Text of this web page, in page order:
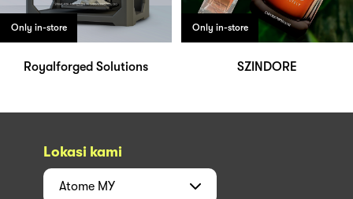
Only in-store
Royalforged Solutions
Only in-store
SZINDORE
Lokasi kami
Atome MY